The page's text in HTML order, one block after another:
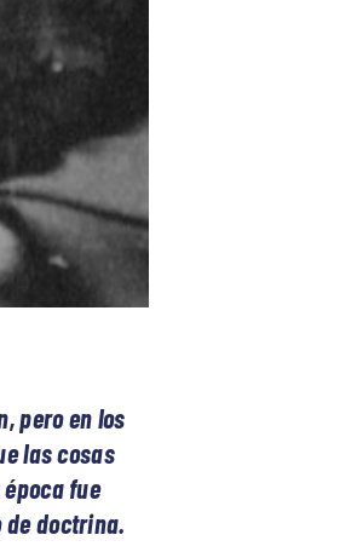
pero en los
las cosas
fue
de doctrina.